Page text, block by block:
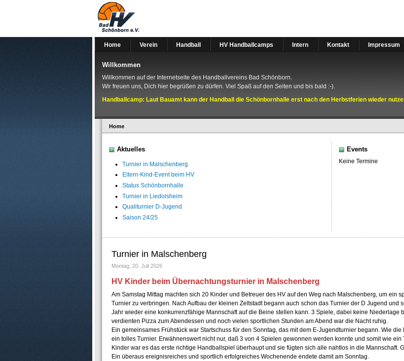
Home Verein Handball HV Handballcamps Intern Kontakt Impressum
Willkommen
Willkommen auf der Internetseite des Handballvereins Bad Schönborn.
Wir freuen uns, Dich hier begrüßen zu dürfen. Viel Spaß auf den Seiten und bis bald :-).
Handballcamp: Laut Bauamt kann der Handball die Schönbornhalle erst nach den Herbstferien wieder
Home
Aktuelles
Turnier in Malschenberg
Eltern-Kind-Event beim HV
Status Schönbornhalle
Turnier in Liedolsheim
Qualiturnier D-Jugend
Saison 24/25
Events
Keine Termine
Turnier in Malschenberg
Montag, 20. Juli 2026
HV Kinder beim Übernachtungsturnier in Malschenberg
Am Samstag Mittag machten sich 20 Kinder und Betreuer des HV auf den Weg nach Malschenberg, um ein
Turnier zu verbringen. Nach Aufbau der kleinen Zeltstadt begann auch schon das Turnier der D Jugend und
Jahr wieder eine konkurrenzfähige Mannschaft auf die Beine stellen kann. 3 Spiele, dabei keine Niederlage
verdienten Pizza zum Abendessen und noch vielen sportlichen Stunden am Abend war die Nacht ruhig.
Ein gemeinsames Frühstück war Startschuss für den Sonntag, das mit dem E-Jugendturnier begann. Wie
ein tolles Turnier. Erwähnenswert nicht nur, daß 3 von 4 Spielen gewonnen werden konnte und somit wie
Kinder war es das erste richtige Handballspiel überhaupt und sie fügten sich alle nahtlos in die Mannschaft.
Ein überaus ereignisreiches und sportlich erfolgreiches Wochenende endete damit am Sonntag.